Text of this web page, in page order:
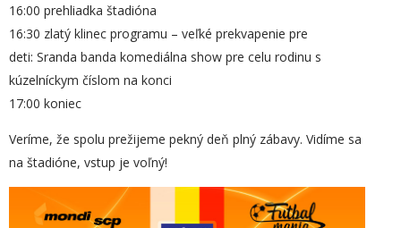
16:00 prehliadka štadióna
16:30 zlatý klinec programu – veľké prekvapenie pre
deti: Sranda banda komediálna show pre celu rodinu s
kúzelníckym číslom na konci
17:00 koniec
Veríme, že spolu prežijeme pekný deň plný zábavy. Vidíme sa
na štadióne, vstup je voľný!